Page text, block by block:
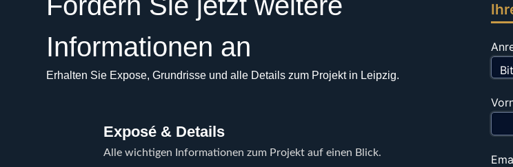
Informationen an
Erhalten Sie Expose, Grundrisse und alle Details zum Projekt in Leipzig.
Exposé & Details
Alle wichtigen Informationen zum Projekt auf einen Blick.